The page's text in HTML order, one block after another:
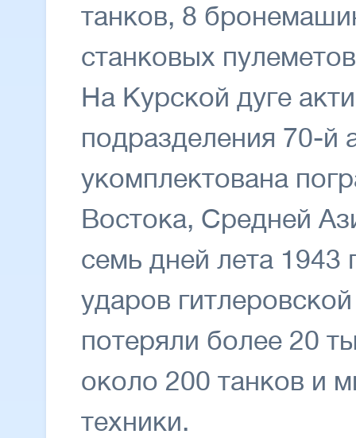
танков, 8
станковых
На Курской дуге
подразделения 70-й
укомплектована
Востока, Средней
семь дней лета 1943
ударов
потеряли более 20
около 200 танков и
техники.